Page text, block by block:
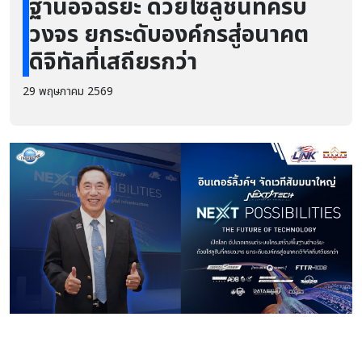
ฐานอัจฉริยะ ด้วยโซลูชันที่ครบ
วงจร ยกระดับองค์กรสู่อนาคต
ดิจิทัลที่เสถียรกว่า
29 พฤษภาคม 2569